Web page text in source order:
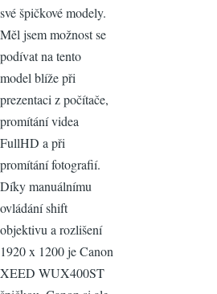
své špičkové modely.
Měl jsem možnost se
podívat na tento
model blíže při
prezentaci z počítače,
promítání videa
FullHD a při
promítání fotografií.
Díky manuálnímu
ovládání shift
objektivu a rozlišení
1920 x 1200 je Canon
XEED WUX400ST